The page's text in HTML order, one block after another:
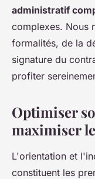
administratif
complexes. Nous
formalités, de la
signature du
profiter
Optimiser
maximiser
L'orientation et
constituent les